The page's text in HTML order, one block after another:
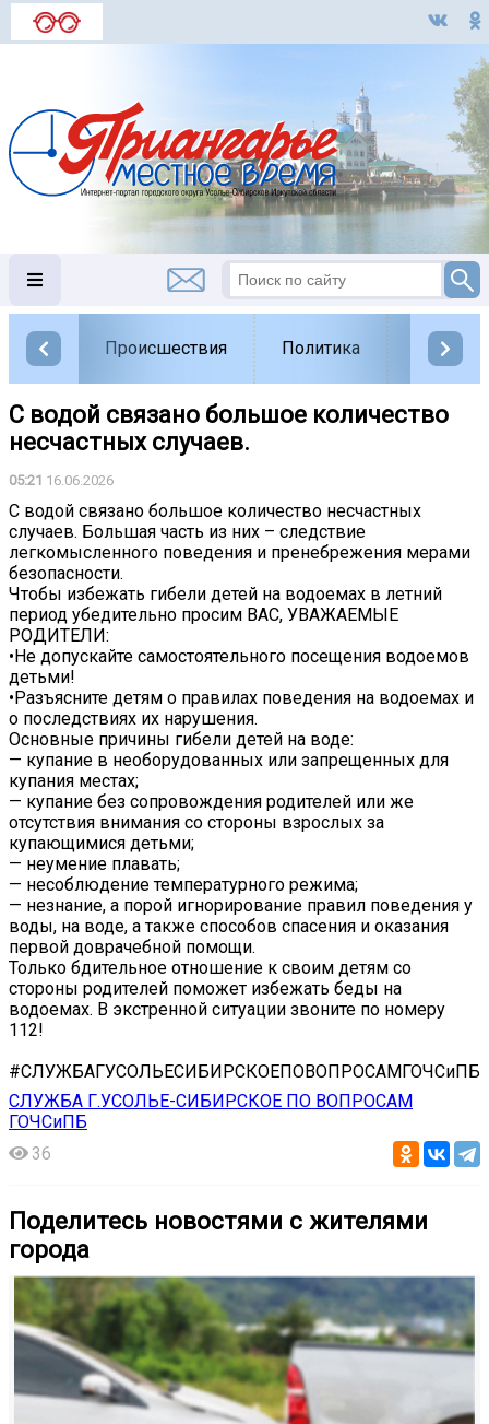
Происшествия Политика
С водой связано большое количество
несчастных случаев.
05:21 16.06.2026
С водой связано большое количество несчастных
случаев. Большая часть из них – следствие
легкомысленного поведения и пренебрежения мерами
безопасности.
Чтобы избежать гибели детей на водоемах в летний
период убедительно просим ВАС, УВАЖАЕМЫЕ
РОДИТЕЛИ:
•Не допускайте самостоятельного посещения водоемов
детьми!
•Разъясните детям о правилах поведения на водоемах и
о последствиях их нарушения.
Основные причины гибели детей на воде:
— купание в необорудованных или запрещенных для
купания местах;
— купание без сопровождения родителей или же
отсутствия внимания со стороны взрослых за
купающимися детьми;
— неумение плавать;
— несоблюдение температурного режима;
— незнание, а порой игнорирование правил поведения у
воды, на воде, а также способов спасения и оказания
первой доврачебной помощи.
Только бдительное отношение к своим детям со
стороны родителей поможет избежать беды на
водоемах. В экстренной ситуации звоните по номеру
️112!
#СЛУЖБАГУСОЛЬЕСИБИРСКОЕПОВОПРОСАМГОЧСиПБ
СЛУЖБА Г.УСОЛЬЕ-СИБИРСКОЕ ПО ВОПРОСАМ
ГОЧСиПБ
36
Поделитесь новостями с жителями
города